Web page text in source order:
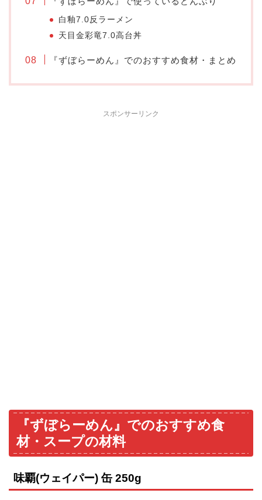
白釉7.0反ラーメン
天目金彩竜7.0高台丼
『ずぼらーめん』でのおすすめ食材・まとめ
スポンサーリンク
『ずぼらーめん』でのおすすめ食
材・スープの材料
味覇(ウェイパー) 缶 250g